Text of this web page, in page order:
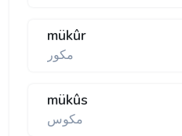
mükûr
مكور
mükûs
مكوس